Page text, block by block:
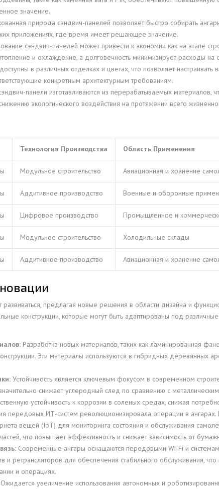
значение.
природа сэндвич-панелей позволяет быстро собирать
приложениях, где время имеет решающее значение.
сэндвич-панелей может привести к экономии как на этапе
и охлаждение, а долговечность минимизирует расходы на
в различных отделках и цветах, что позволяет
конкретным архитектурным требованиям.
панели изготавливаются из перерабатываемых материалов,
экологического воздействия на протяжении всего
Технология Производства Область Применения
Модульное строительство Авиационная и хранение
Аддитивное производство Военные и оборонные
Цифровое производство Промышленное и
Модульное строительство Холодильные склады
Аддитивное производство Авиационная и хранение
предлагая новые решения в области дизайна и
конструкции, которые могут быть адаптированы под
Разработка новых материалов, таких как ламинированная
Эти материалы используются в гибридных деревянных
Устойчивость является ключевым фокусом в современном
снижает углеродный след по сравнению с
устойчивость к коррозии в соленых средах, снижая
передовых ИТ-систем революционизировала операции в ангарах.
вещей (IoT) для мониторинга состояния и обслуживания
что повышает эффективность и снижает зависимость от
Современные ангары оснащаются передовыми Wi-Fi и
и ретрансляторов для обеспечения стабильного обслуживания,
и операциях.
Ожидается увеличение использования автономных и